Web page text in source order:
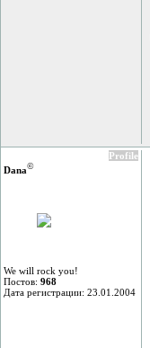
Profile
Dana©
We will rock you!
Постов: 968
Дата регистрации: 23.01.2004